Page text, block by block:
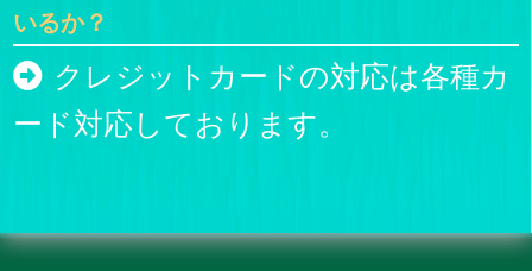
いるか？
クレジットカードの対応は各種カ
ード対応しております。